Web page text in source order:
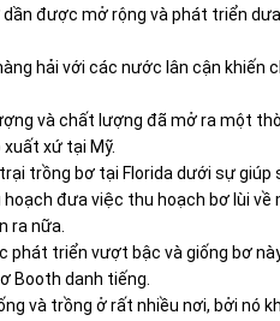
được mở rộng và phát triển
hải với các nước lân cận
và chất lượng đã mở ra một
xứ tại Mỹ.
trồng bơ tại Florida dưới sự giúp
đưa việc thu hoạch bơ lùi
ra nữa.
phát triển vượt bậc và giống bơ
Booth danh tiếng.
và trồng ở rất nhiều nơi, bởi nó